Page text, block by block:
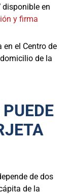
disponible en
y firma
en el Centro de
de la
de dos
de la